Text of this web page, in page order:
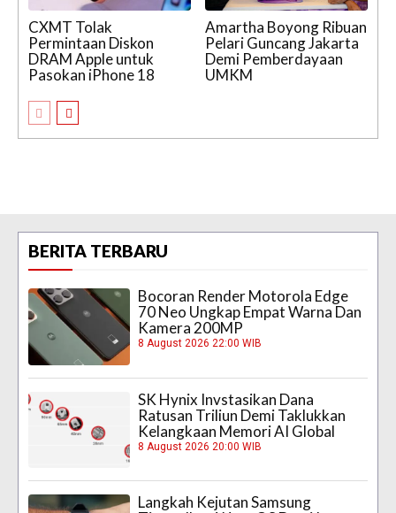
CXMT Tolak
Permintaan Diskon
DRAM Apple untuk
Pasokan iPhone 18
Amartha Boyong Ribuan
Pelari Guncang Jakarta
Demi Pemberdayaan
UMKM
BERITA TERBARU
Bocoran Render Motorola Edge
70 Neo Ungkap Empat Warna Dan
Kamera 200MP
8 August 2026 22:00 WIB
SK Hynix Invstasikan Dana
Ratusan Triliun Demi Taklukkan
Kelangkaan Memori AI Global
8 August 2026 20:00 WIB
Langkah Kejutan Samsung